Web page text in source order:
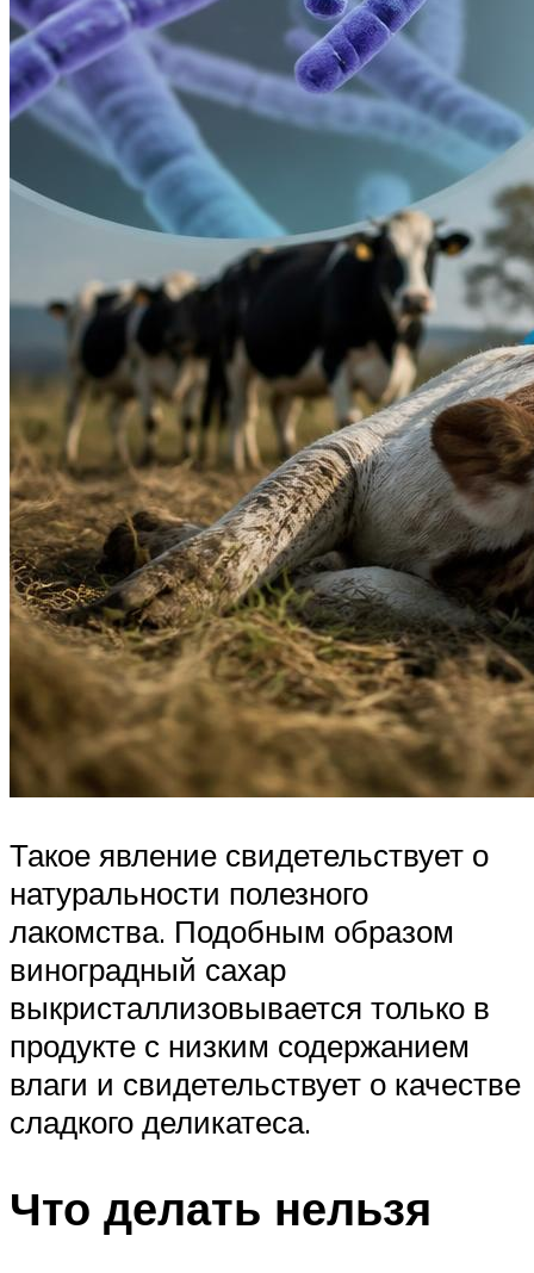
Такое явление свидетельствует о
натуральности полезного
лакомства. Подобным образом
виноградный сахар
выкристаллизовывается только в
продукте с низким содержанием
влаги и свидетельствует о качестве
сладкого деликатеса.
Что делать нельзя